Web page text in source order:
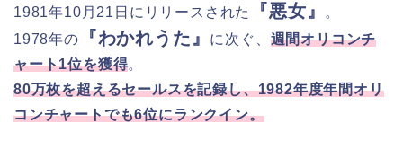
1981年10月21日にリリースされた 『悪女』
。
1978年の
『わかれうた』 に次ぐ、 週間オリコンチ
ャート1位を獲得。
80万枚を超えるセールスを記録し、1982年度年間オリ
コンチャートでも6位にランクイン。